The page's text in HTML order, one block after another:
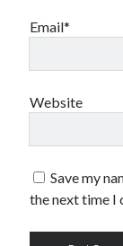
Email*
Website
Save my
the next time I